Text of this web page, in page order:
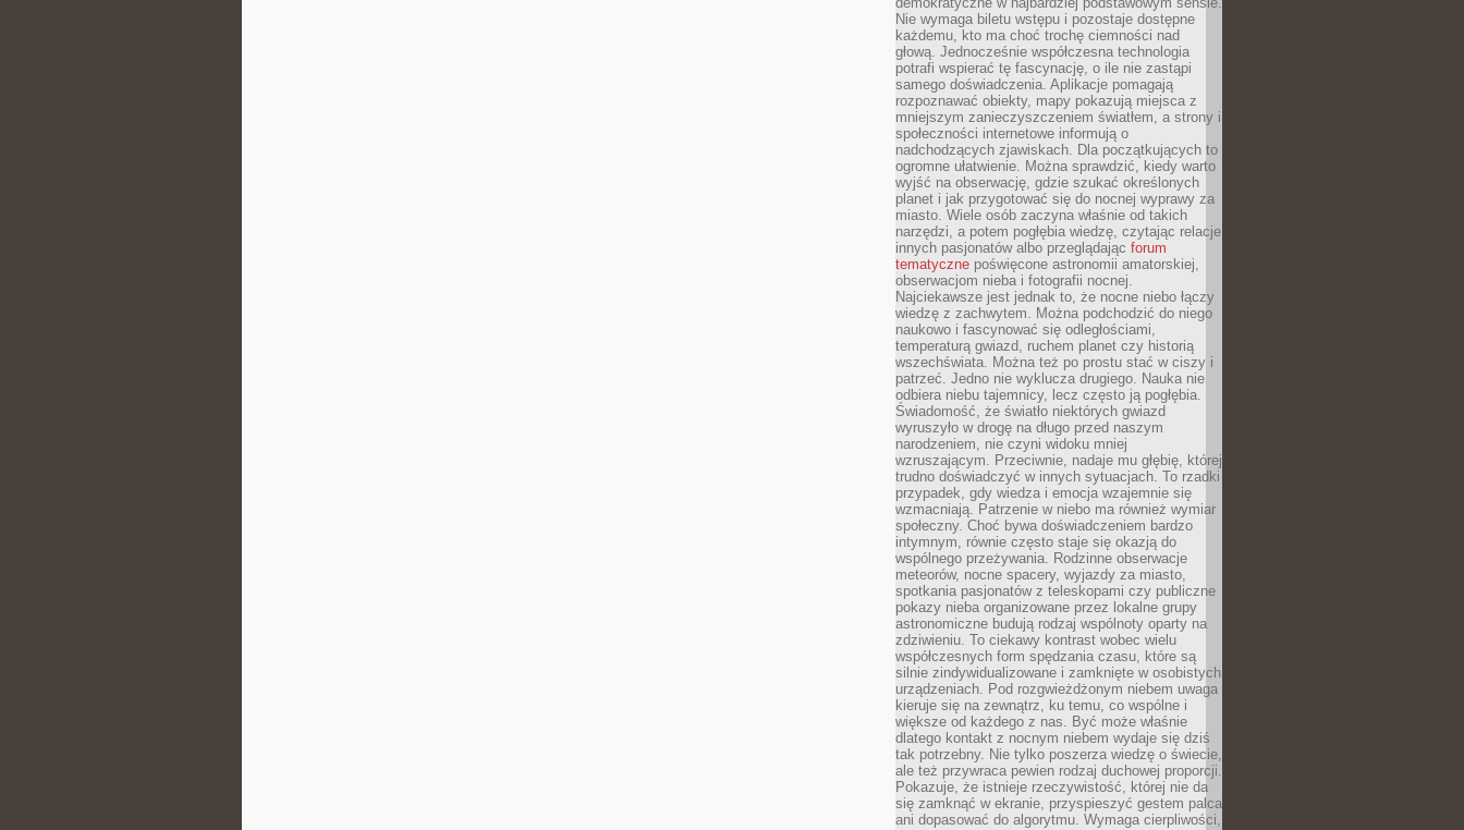
Nie wymaga biletu wstępu i pozostaje dostępne
każdemu, kto ma choć trochę ciemności nad
głową. Jednocześnie współczesna technologia
potrafi wspierać tę fascynację, o ile nie zastąpi
samego doświadczenia. Aplikacje pomagają
rozpoznawać obiekty, mapy pokazują miejsca z
mniejszym zanieczyszczeniem światłem, a strony i
społeczności internetowe informują o
nadchodzących zjawiskach. Dla początkujących to
ogromne ułatwienie. Można sprawdzić, kiedy warto
wyjść na obserwację, gdzie szukać określonych
planet i jak przygotować się do nocnej wyprawy za
miasto. Wiele osób zaczyna właśnie od takich
narzędzi, a potem pogłębia wiedzę, czytając relacje
innych pasjonatów albo przeglądając forum
tematyczne poświęcone astronomii amatorskiej,
obserwacjom nieba i fotografii nocnej.
Najciekawsze jest jednak to, że nocne niebo łączy
wiedzę z zachwytem. Można podchodzić do niego
naukowo i fascynować się odległościami,
temperaturą gwiazd, ruchem planet czy historią
wszechświata. Można też po prostu stać w ciszy i
patrzeć. Jedno nie wyklucza drugiego. Nauka nie
odbiera niebu tajemnicy, lecz często ją pogłębia.
Świadomość, że światło niektórych gwiazd
wyruszyło w drogę na długo przed naszym
narodzeniem, nie czyni widoku mniej
wzruszającym. Przeciwnie, nadaje mu głębię, której
trudno doświadczyć w innych sytuacjach. To rzadki
przypadek, gdy wiedza i emocja wzajemnie się
wzmacniają. Patrzenie w niebo ma również wymiar
społeczny. Choć bywa doświadczeniem bardzo
intymnym, równie często staje się okazją do
wspólnego przeżywania. Rodzinne obserwacje
meteorów, nocne spacery, wyjazdy za miasto,
spotkania pasjonatów z teleskopami czy publiczne
pokazy nieba organizowane przez lokalne grupy
astronomiczne budują rodzaj wspólnoty oparty na
zdziwieniu. To ciekawy kontrast wobec wielu
współczesnych form spędzania czasu, które są
silnie zindywidualizowane i zamknięte w osobistych
urządzeniach. Pod rozgwieżdżonym niebem uwaga
kieruje się na zewnątrz, ku temu, co wspólne i
większe od każdego z nas. Być może właśnie
dlatego kontakt z nocnym niebem wydaje się dziś
tak potrzebny. Nie tylko poszerza wiedzę o świecie,
ale też przywraca pewien rodzaj duchowej proporcji.
Pokazuje, że istnieje rzeczywistość, której nie da
się zamknąć w ekranie, przyspieszyć gestem palca
ani dopasować do algorytmu. Wymaga cierpliwości,